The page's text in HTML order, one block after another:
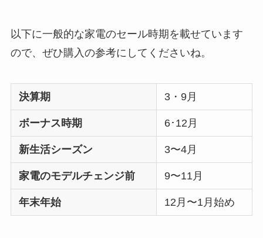
以下に一般的な家電のセール時期を載せています
ので、ぜひ購入の参考にしてくださいね。
決算期 3・9月
ボーナス時期 6･12月
新生活シーズン 3〜4月
家電のモデルチェンジ前 9〜11月
年末年始 12月〜1月始め